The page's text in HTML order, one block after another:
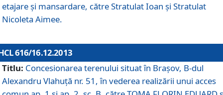
etajare şi mansardare, către Stratulat Ioan şi Stratulat
Nicoleta Aimee.
616/16.12.2013
Titlu: Concesionarea terenului situat în Braşov, B-dul
Alexandru Vlahuţă nr. 51, în vederea realizării unui acces